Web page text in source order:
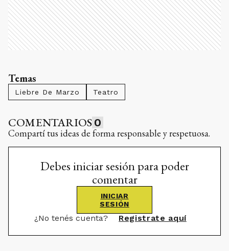
Temas
Liebre De Marzo Teatro
COMENTARIOS 0
Compartí tus ideas de forma responsable y respetuosa.
Debes iniciar sesión para poder
comentar
INICIAR
SESIÓN
¿No tenés cuenta? Registrate aquí